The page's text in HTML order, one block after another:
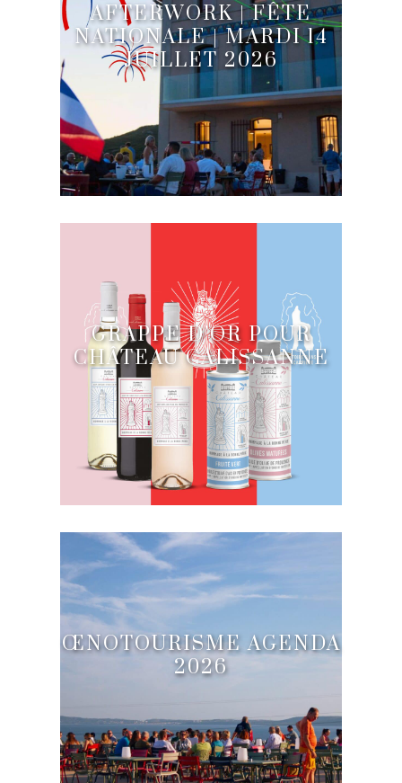
AFTERWORK | FÊTE
NATIONALE | MARDI 14
JUILLET 2026
GRAPPE D’OR POUR
CHÂTEAU CALISSANNE
ŒNOTOURISME AGENDA
2026